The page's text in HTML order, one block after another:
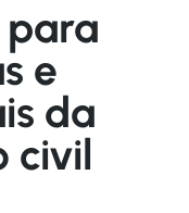
para
e
da
civil